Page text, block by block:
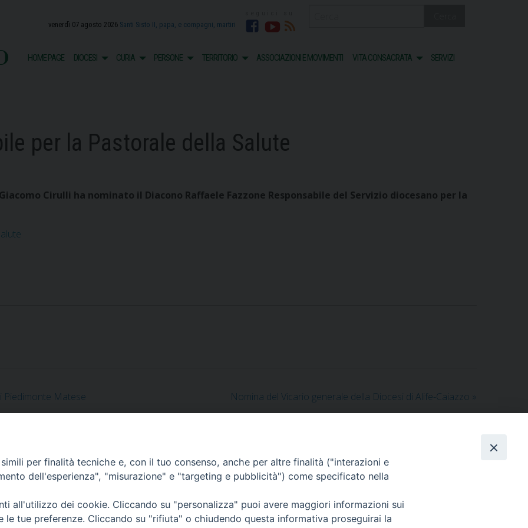
venerdì 07 agosto 2026 Santi Sisto II, papa, e compagni, martiri Facebook
Youtube
RSS
HOME PAGE DIOCESI CURIA PERSONE TERRITORIO ASSOCIAZIONI E MOVIMENTI VITA CONSACRATA SERVIZI
per la Pastorale della Salute
Cirulli ha nominato il Diacono Raffaele Fazzone Responsabile del Servizio diocesano per la
Piedimonte Matese Nomina del Vicario generale della Diocesi di Alife-Caiazzo »
per finalità tecniche e, con il tuo consenso, anche per altre finalità ("interazioni e
dell'esperienza", "misurazione" e "targeting e pubblicità") come specificato nella
all'utilizzo dei cookie. Cliccando su "personalizza" puoi avere maggiori informazioni sui
le tue preferenze. Cliccando su "rifiuta" o chiudendo questa informativa proseguirai la